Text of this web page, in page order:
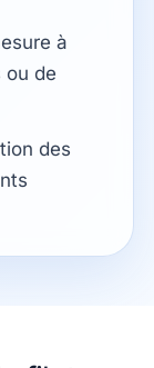
à
ou de
des